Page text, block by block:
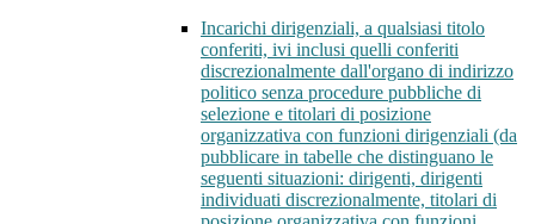
Incarichi dirigenziali, a qualsiasi titolo
conferiti, ivi inclusi quelli conferiti
discrezionalmente dall'organo di indirizzo
politico senza procedure pubbliche di
selezione e titolari di posizione
organizzativa con funzioni dirigenziali (da
pubblicare in tabelle che distinguano le
seguenti situazioni: dirigenti, dirigenti
individuati discrezionalmente, titolari di